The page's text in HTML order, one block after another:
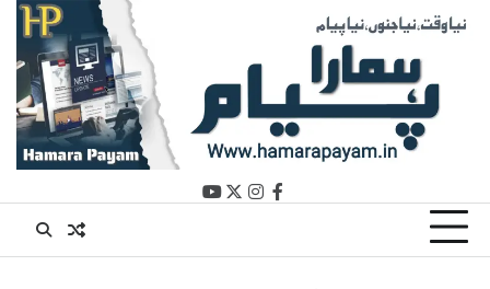
Skip
content
facebook
instagram
twitter
youtube